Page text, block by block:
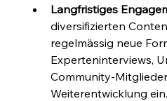
Langfristiges
diversifizierten
regelmässig neue
Experteninterviews,
Community-
Weiterentwicklung ein.